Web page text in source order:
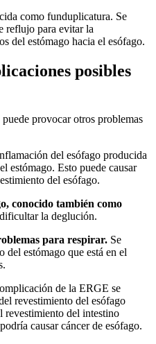
como funduplicatura. Se
reflujo para evitar la
del estómago hacia el esófago.
posibles
provocar otros problemas
del esófago producida
estómago. Esto puede causar
del esófago.
conocido también como
la deglución.
para respirar. Se
del estómago que está en el
de la ERGE se
revestimiento del esófago
revestimiento del intestino
causar cáncer de esófago.